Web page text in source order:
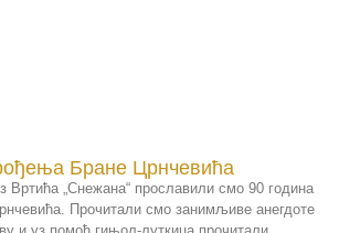
Бране Црнчевића
Вртића „Снежана“ прославили смо 90 година
Прочитали смо занимљиве анегдоте